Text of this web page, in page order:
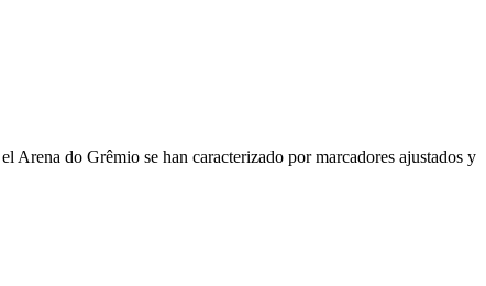
Arena do Grêmio se han caracterizado por marcadores ajustados y